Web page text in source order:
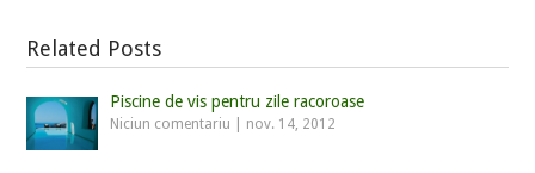
Related Posts
Piscine de vis pentru zile racoroase
Niciun comentariu nov. 14, 2012